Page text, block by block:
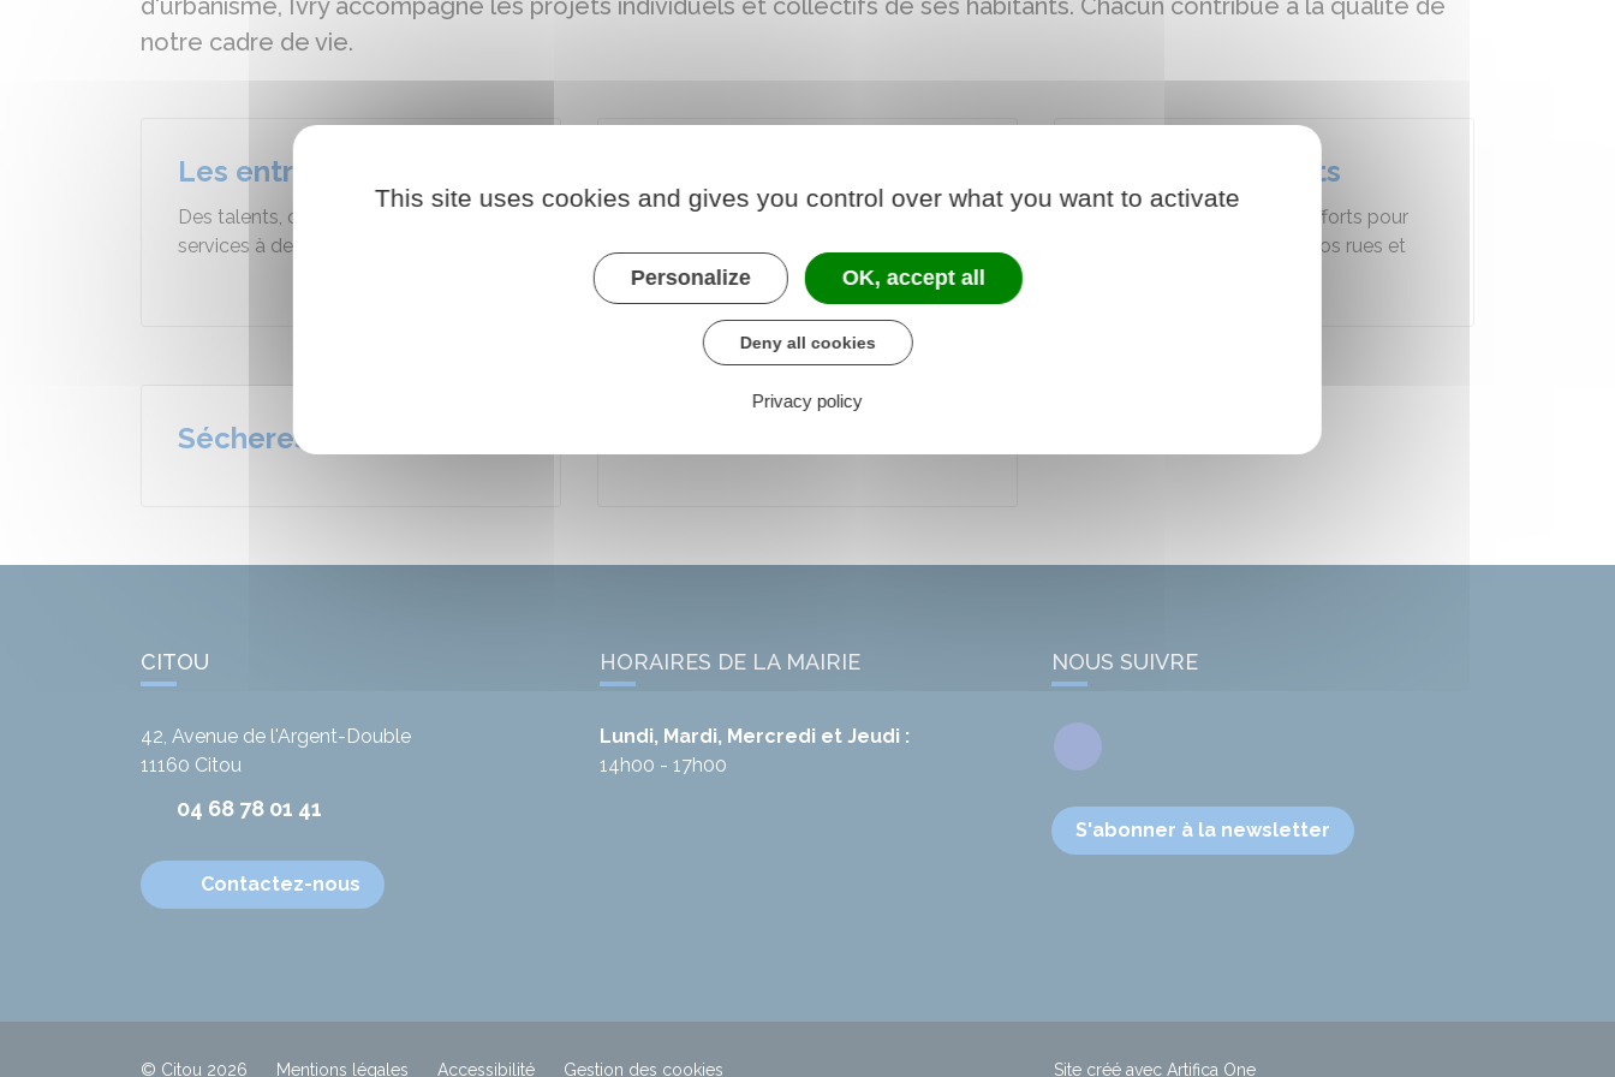
d'urbanisme, Ivry accompagne les projets individuels et collectifs de ses habitants. Chacun contribue à la qualité de
notre cadre de vie.
Les entreprises de Citou
Des talents, des savoir-faire et des
services à deux pas de chez vous !
Propreté-déchets
Bien qu’Ivry amplifie ses efforts pour
améliorer la propreté de nos rues et
Sécheresse
CITOU
42, Avenue de l'Argent-Double
11160 Citou
04 68 78 01 41
Contactez-nous
HORAIRES DE LA MAIRIE
Lundi, Mardi, Mercredi et Jeudi :
14h00 - 17h00
NOUS SUIVRE
Facebook
S'abonner à la newsletter
© Citou 2026 Mentions légales Accessibilité Gestion des cookies Site créé avec Artifica One
This site uses cookies and gives you control over what you want to activate
Personalize OK, accept all
Deny all cookies
Privacy policy